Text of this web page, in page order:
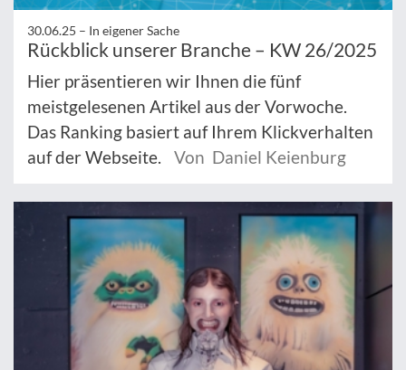
30.06.25 – In eigener Sache
Rückblick unserer Branche – KW 26/2025
Hier präsentieren wir Ihnen die fünf
meistgelesenen Artikel aus der Vorwoche.
Das Ranking basiert auf Ihrem Klickverhalten
auf der Webseite.
Von Daniel Keienburg